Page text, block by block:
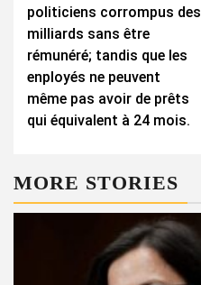
politiciens corrompus des
milliards sans être
rémunéré; tandis que les
enployés ne peuvent
même pas avoir de prêts
qui équivalent à 24 mois.
MORE STORIES